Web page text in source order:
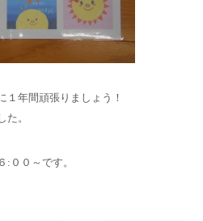
１年間頑張りましょう！
。
００～です。